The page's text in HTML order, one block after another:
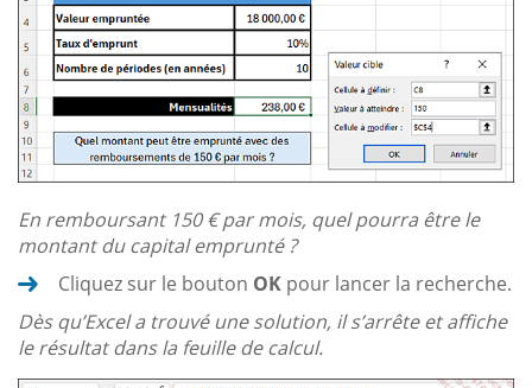
En remboursant 150 € par mois, quel pourra être le
montant du capital emprunté ?
Cliquez sur le bouton OK pour lancer la recherche.
Dès qu’Excel a trouvé une solution, il s’arrête et affiche
le résultat dans la feuille de calcul.